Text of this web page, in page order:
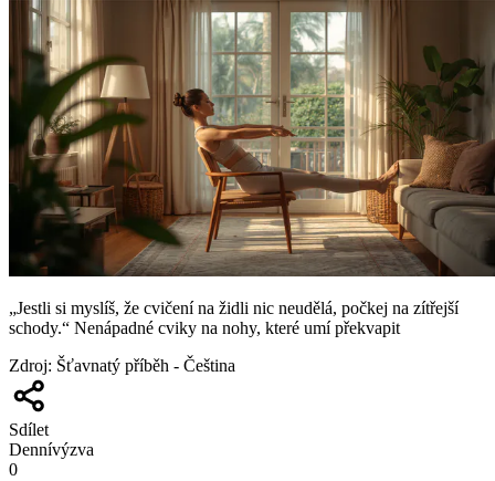
„Jestli si myslíš, že cvičení na židli nic neudělá, počkej na zítřejší
schody.“ Nenápadné cviky na nohy, které umí překvapit
Zdroj: Šťavnatý příběh - Čeština
Sdílet
Dennívýzva
0